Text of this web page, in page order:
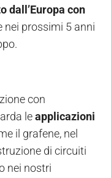
dall’Europa con
nei prossimi 5 anni
con
leapplicazioni
il grafene, nel
di circuiti
nei nostri